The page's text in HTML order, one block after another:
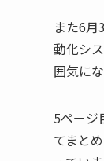
また6
動化シ
囲気に
5ページ
てまと